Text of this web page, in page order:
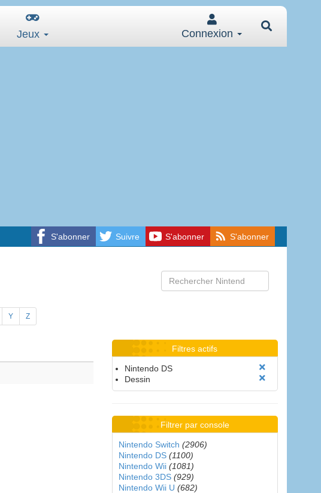
Jeux Connexion
S'abonner Suivre S'abonner S'abonner
Y Z
Filtres actifs
Nintendo DS
Dessin
Filtrer par console
Nintendo Switch (2906)
Nintendo DS (1100)
Nintendo Wii (1081)
Nintendo 3DS (929)
Nintendo Wii U (682)